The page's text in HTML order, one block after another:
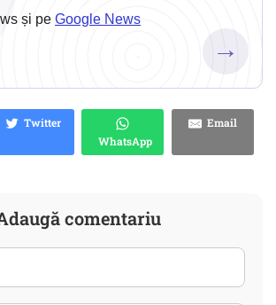
și pe Google News
→
Twitter
WhatsApp
Email
comentariu